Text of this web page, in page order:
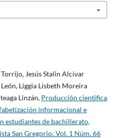
Jesús Stalin Alcívar
Liggia Lisbeth Moreira
Linzán, Producción científica
informacional e
estudiantes de bachillerato,
San Gregorio: Vol. 1 Núm. 66